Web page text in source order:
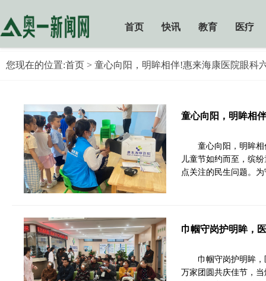
首页 快讯 教育 医疗
您现在的位置:首页 > 童心向阳，明眸相伴!惠来海康医院眼科
童心向阳，明眸相
童心向阳，明眸
儿童节如约而至，缤
点关注的民生问题。
巾帼守岗护明眸，
巾帼守岗护明眸
万家团圆共庆佳节，